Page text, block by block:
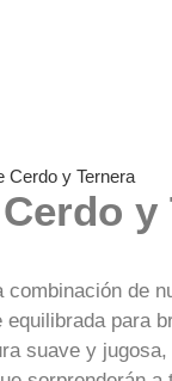
Cerdo y Ternera
y
combinación de
para
suave y